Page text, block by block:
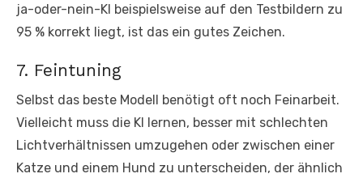
ja-oder-nein-KI beispielsweise auf den Testbildern zu
95 % korrekt liegt, ist das ein gutes Zeichen.
7. Feintuning
Selbst das beste Modell benötigt oft noch Feinarbeit.
Vielleicht muss die KI lernen, besser mit schlechten
Lichtverhältnissen umzugehen oder zwischen einer
Katze und einem Hund zu unterscheiden, der ähnlich